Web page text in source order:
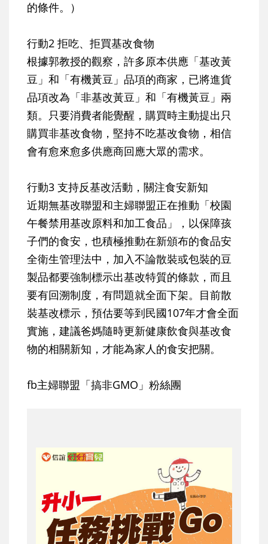
的條件。）
行動2 拒吃、拒買基改食物
根據郭教授的觀察，許多原本供應「基改黃
豆」和「有機黃豆」品項的商家，已將進貨
品項改為「非基改黃豆」和「有機黃豆」兩
類。只要消費者能覺醒，購買時主動提出只
購買非基改食物，堅持不吃基改食物，相信
會有愈來愈多供應商回應大眾的需求。
行動3 支持反基改活動，關注食安新知
近期無基改聯盟和主婦聯盟正在推動「校園
午餐禁用基改原料和加工食品」，以保障孩
子們的食安，也積極推動在新頒布的食品安
全衛生管理法中，加入不論散裝或包裝的豆
製品都要強制標示出基改特質的條款，而且
要有回溯制度，有問題就全面下架。目前散
裝基改標示，預估要等到民國107年才會全面
實施，建議爸媽隨時更新健康飲食與基改食
物的相關新知，才能為家人的食安把關。
fb主婦聯盟「搞非GMO」粉絲團